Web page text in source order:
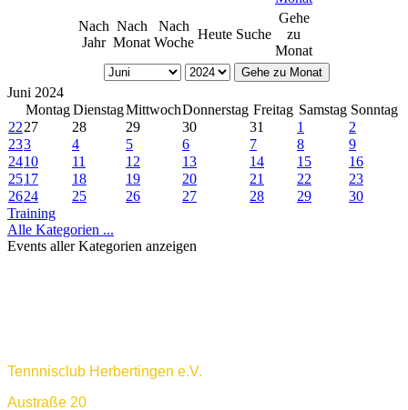
Nach
Jahr
Nach
Monat
Nach
Woche
Heute Suche
Gehe
zu
Monat
Gehe zu Monat
Juni 2024
Montag DienstagMittwochDonnerstag Freitag Samstag Sonntag
2227 28 29 30 31 1
2
233 4 5 6 7 8
9
2410 11 12 13 14 15
16
2517 18 19 20 21 22
23
2624 25 26 27 28 29
30
Training
Alle Kategorien ...
Events aller Kategorien anzeigen
Tennnisclub Herbertingen e.V.
Austraße 20